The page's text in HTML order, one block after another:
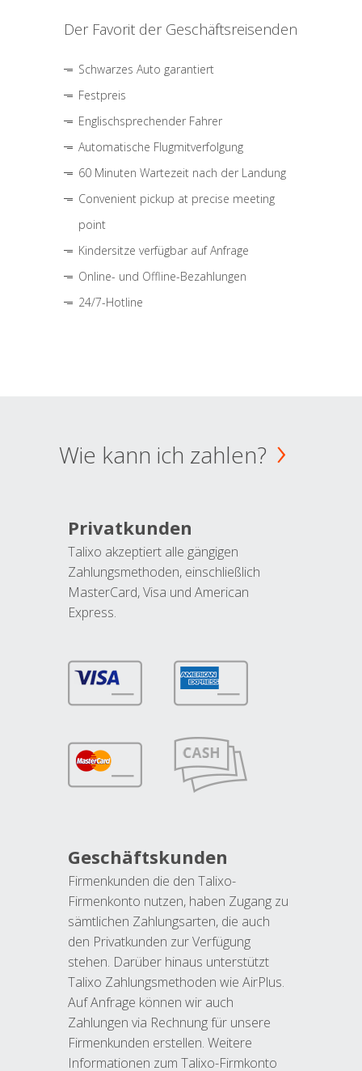
Der Favorit der Geschäftsreisenden
Schwarzes Auto garantiert
Festpreis
Englischsprechender Fahrer
Automatische Flugmitverfolgung
60 Minuten Wartezeit nach der Landung
Convenient pickup at precise meeting
point
Kindersitze verfügbar auf Anfrage
Online- und Offline-Bezahlungen
24/7-Hotline
Wie kann ich zahlen?
Privatkunden
Talixo akzeptiert alle gängigen
Zahlungsmethoden, einschließlich
MasterCard, Visa und American
Express.
Geschäftskunden
Firmenkunden die den Talixo-
Firmenkonto nutzen, haben Zugang zu
sämtlichen Zahlungsarten, die auch
den Privatkunden zur Verfügung
stehen. Darüber hinaus unterstützt
Talixo Zahlungsmethoden wie AirPlus.
Auf Anfrage können wir auch
Zahlungen via Rechnung für unsere
Firmenkunden erstellen. Weitere
Informationen zum Talixo-Firmkonto